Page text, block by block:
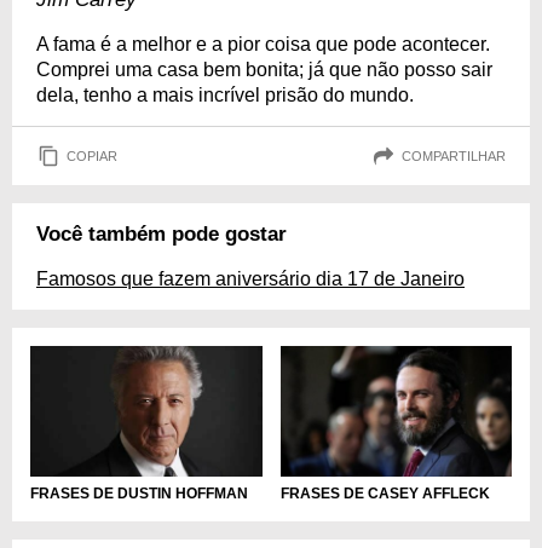
A fama é a melhor e a pior coisa que pode acontecer.
Comprei uma casa bem bonita; já que não posso sair
dela, tenho a mais incrível prisão do mundo.
COPIAR COMPARTILHAR
Você também pode gostar
Famosos que fazem aniversário dia 17 de Janeiro
FRASES DE DUSTIN HOFFMAN FRASES DE CASEY AFFLECK